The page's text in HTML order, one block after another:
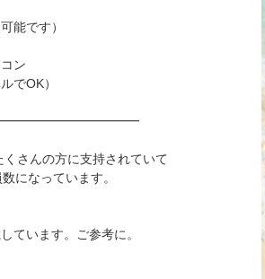
能です）
ン
でOK）
さんの方に支持されていて
になっています。
ています。ご参考に。